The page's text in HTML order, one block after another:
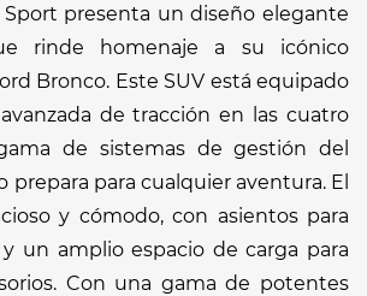
Sport presenta un diseño elegante
rinde homenaje a su icónico
Bronco. Este SUV está equipado
de tracción en las cuatro
de sistemas de gestión del
prepara para cualquier aventura. El
y cómodo, con asientos para
un amplio espacio de carga para
Con una gama de potentes